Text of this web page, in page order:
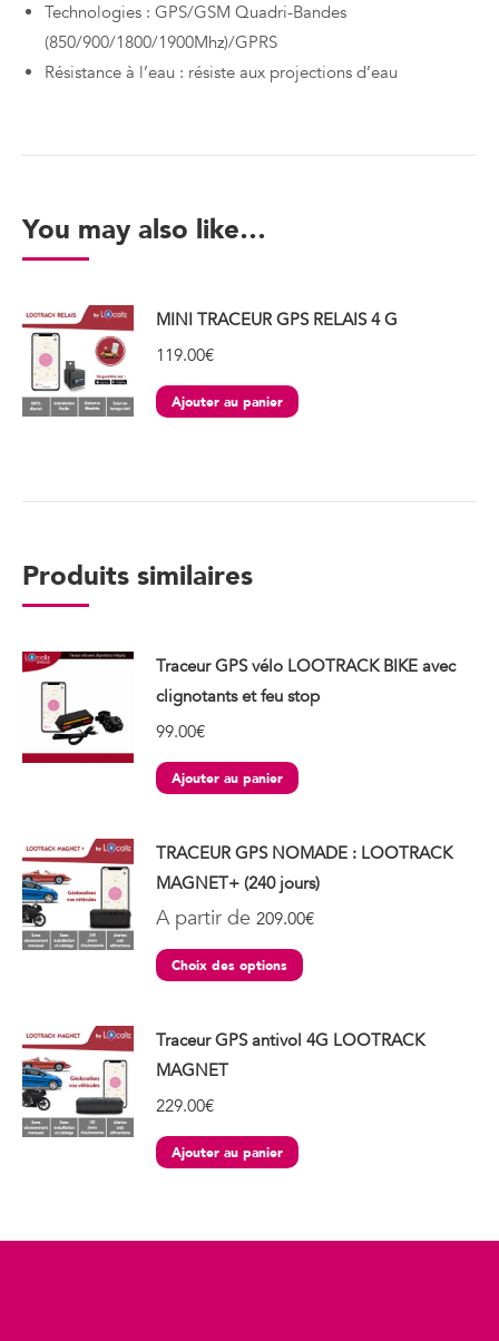
Technologies : GPS/GSM Quadri-Bandes
(850/900/1800/1900Mhz)/GPRS
Résistance à l’eau : résiste aux projections d’eau
You may also like…
MINI TRACEUR GPS RELAIS 4 G
119.00€
Ajouter au panier
Produits similaires
Traceur GPS vélo LOOTRACK BIKE avec
clignotants et feu stop
99.00€
Ajouter au panier
TRACEUR GPS NOMADE : LOOTRACK
MAGNET+ (240 jours)
A partir de 209.00€
Choix des options
Traceur GPS antivol 4G LOOTRACK
MAGNET
229.00€
Ajouter au panier